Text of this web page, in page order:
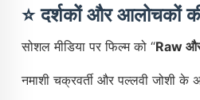
⭐ दर्शकों और आलोचकों
सोशल मीडिया पर फिल्म को “Raw
नमाशी चक्रवर्ती और पल्लवी जोशी के